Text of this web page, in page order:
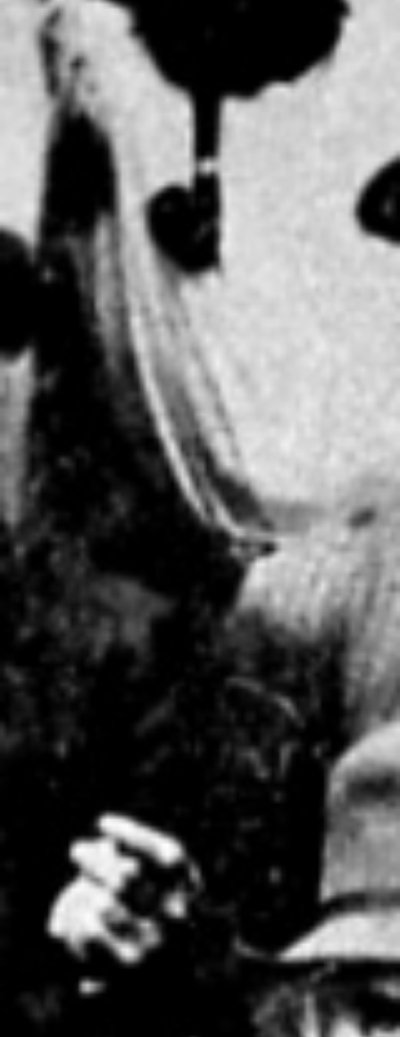
Die Erbauer des ersten
Copyright: